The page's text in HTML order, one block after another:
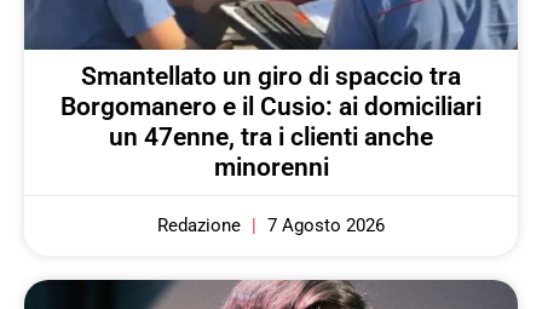
Smantellato un giro di spaccio tra
Borgomanero e il Cusio: ai domiciliari
un 47enne, tra i clienti anche
minorenni
Redazione 7 Agosto 2026